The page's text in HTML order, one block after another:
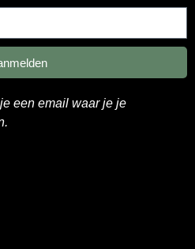
een email waar je je